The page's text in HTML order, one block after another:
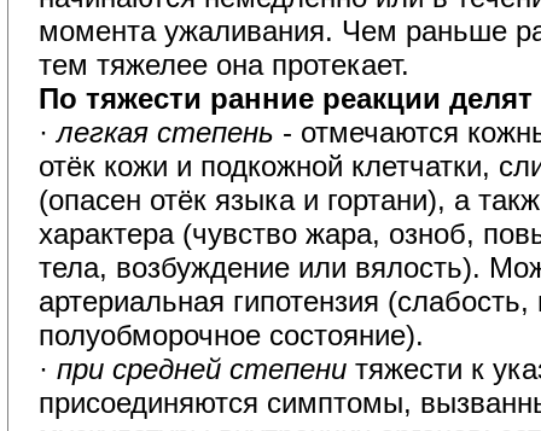
момента ужаливания. Чем раньше
тем тяжелее она протекает.
По тяжести ранние реакции делят
·легкая степень - отмечаются
отёк кожи и подкожной клетчатки,
(опасен отёк языка и гортани), а
характера (чувство жара, озноб,
тела, возбуждение или вялость).
артериальная гипотензия
полуобморочное состояние).
· при средней степени тяжести к
присоединяются симптомы,